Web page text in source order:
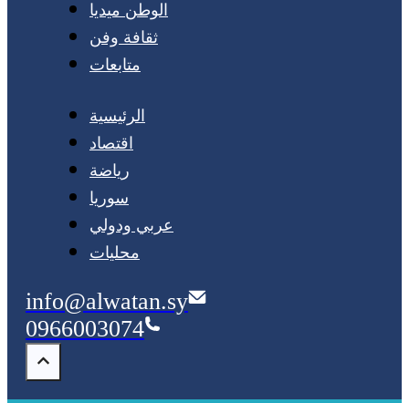
الوطن ميديا
ثقافة وفن
متابعات
الرئيسية
اقتصاد
رياضة
سوريا
عربي ودولي
محليات
info@alwatan.sy
0966003074